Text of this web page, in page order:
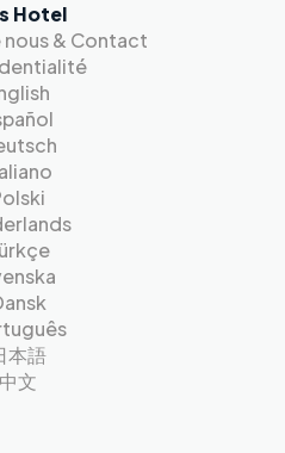
Hotel
& Contact
本語
中文